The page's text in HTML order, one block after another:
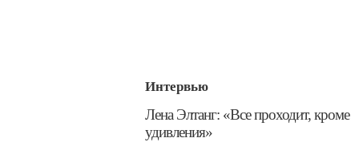
Интервью
​Лена Элтанг: «Все проходит, кроме
удивления»